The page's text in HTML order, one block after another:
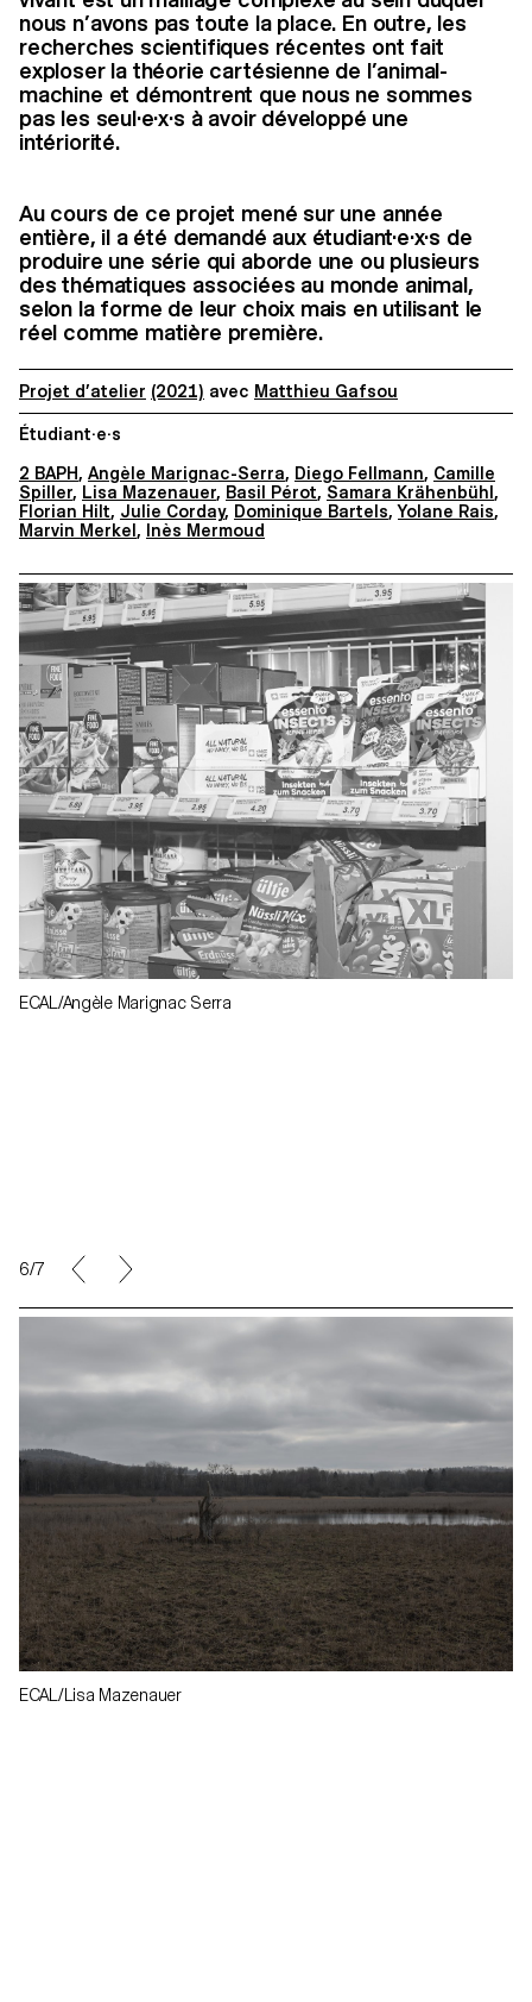
nous n’avons pas toute la place. En outre, les
recherches scientifiques récentes ont fait
exploser la théorie cartésienne de l’animal-
machine et démontrent que nous ne sommes
pas les seul·e·x·s à avoir développé une
intériorité.
Au cours de ce projet mené sur une année
entière, il a été demandé aux étudiant·e·x·s de
produire une série qui aborde une ou plusieurs
des thématiques associées au monde animal,
selon la forme de leur choix mais en utilisant le
réel comme matière première.
Projet d’atelier (2021) avec Matthieu Gafsou
Étudiant·e·s
2 BAPH, Angèle Marignac-Serra, Diego Fellmann, Camille
Spiller, Lisa Mazenauer, Basil Pérot, Samara Krähenbühl ,
Florian Hilt, Julie Corday, Dominique Bartels,Yolane Rais,
Marvin Merkel , Inès Mermoud
ECAL/Angèle Marignac Serra
6/7
ECAL/Lisa Mazenauer